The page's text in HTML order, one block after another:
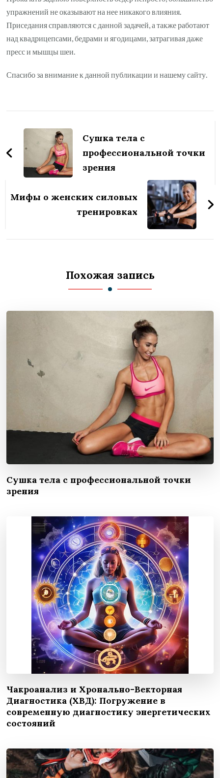
упражнений не оказывают на нее никакого влияния.
Приседания справляются с данной задачей, а также работают
над квадрицепсами, бедрами и ягодицами, затрагивая даже
пресс и мышцы шеи.
Спасибо за внимание к данной публикации и нашему сайту.
записям
Сушка тела с
профессиональной точки
зрения
Мифы о женских силовых
тренировках
Похожая запись
Сушка тела с профессиональной точки
зрения
Чакроанализ и Хронально-Векторная
Диагностика (ХВД): Погружение в
современную диагностику энергетических
состояний